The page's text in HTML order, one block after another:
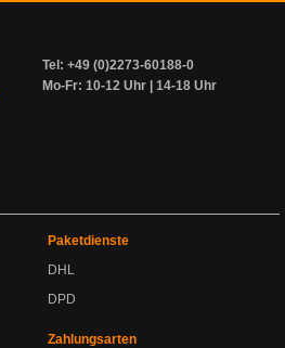
Tel: +49 (0)2273-60188-0
Mo-Fr: 10-12 Uhr | 14-18 Uhr
Paketdienste
DHL
DPD
Zahlungsarten